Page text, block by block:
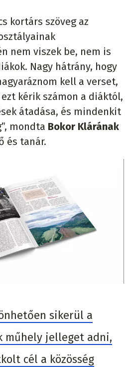
kortárs szöveg az
nem viszek be, nem is
Nagy hátrány, hogy
kell a verset,
kérik számon a diáktól,
átadása, és mindenkit
mondta Bokor Klárának
és tanár.
sikerül a
műhely jelleget adni,
cél a közösség